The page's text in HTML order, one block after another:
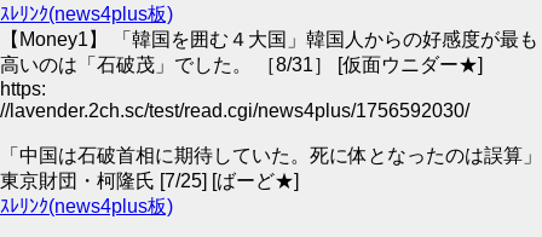
ｽﾚﾘﾝｸ(news4plus板)
【Money1】 「韓国を囲む４大国」韓国人からの好感度が最も
高いのは「石破茂」でした。 ［8/31］ [仮面ウニダー★]
https:
//lavender.2ch.sc/test/read.cgi/news4plus/1756592030/
「中国は石破首相に期待していた。死に体となったのは誤算」
東京財団・柯隆氏 [7/25] [ばーど★]
ｽﾚﾘﾝｸ(news4plus板)